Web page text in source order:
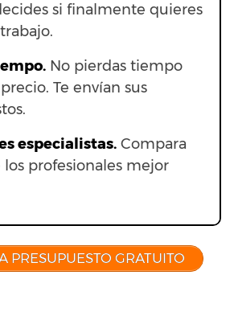
si finalmente quieres
No pierdas tiempo
Te envían sus
especialistas. Compara
los profesionales mejor
PRESUPUESTO GRATUITO